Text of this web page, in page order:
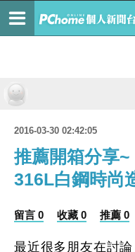
2016-03-30 02:42:05
推薦開箱分享
316L白鋼時尚
留言 0 收藏 0 推薦 0
最近很多朋友在討